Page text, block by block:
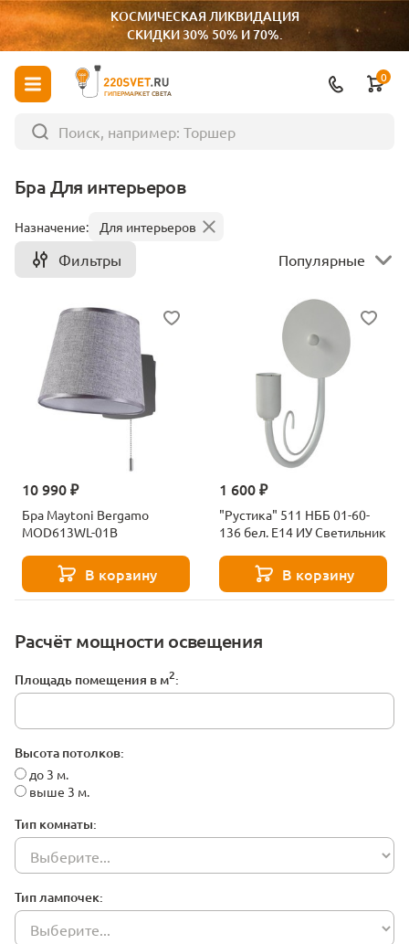
КОСМИЧЕСКАЯ ЛИКВИДАЦИЯ
СКИДКИ 30% 50% И 70%.
ГИПЕРМАРКЕТ СВЕТА
0
Бра Для интерьеров
Расчёт мощности освещения
Площадь помещения в м2:
Высота потолков:
до 3 м.
выше 3 м.
Тип комнаты:
Тип лампочек:
Назначение: Для интерьеров
Фильтры Популярные
10 990 ₽
Бра Maytoni Bergamo
MOD613WL-01B
В корзину
1 600 ₽
"Рустика" 511 НББ 01-60-
136 бел. Е14 ИУ Светильник
В корзину